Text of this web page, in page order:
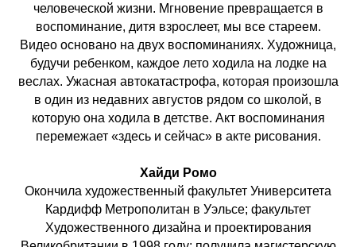
человеческой жизни. Мгновение превращается в
воспоминание, дитя взрослеет, мы все стареем.
Видео основано на двух воспоминаниях. Художница,
будучи ребенком, каждое лето ходила на лодке на
веслах. Ужасная автокатастрофа, которая произошла
в один из недавних августов рядом со школой, в
которую она ходила в детстве. Акт воспоминания
перемежает «здесь и сейчас» в акте рисования.
Хайди Ромо
Окончила художественный факультет Университета
Кардифф Метрополитан в Уэльсе; факультет
Художественного дизайна и проектирования